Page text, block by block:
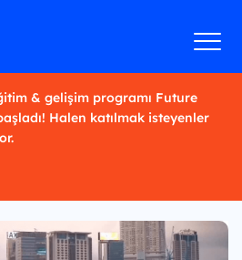
& gelişim programı Future
Halen katılmak isteyenler